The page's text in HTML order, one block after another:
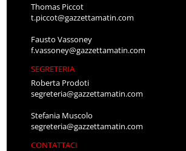
Thomas Piccot
t.piccot@gazzettamatin.com
Fausto Vassoney
f.vassoney@gazzettamatin.com
SEGRETERIA
Roberta Prodoti
segreteria@gazzettamatin.com
Stefania Muscolo
segreteria@gazzettamatin.com
CONTATTACI